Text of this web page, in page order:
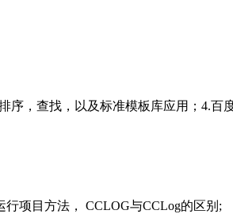
，查找，以及标准模板库应用；4.百
行项目方法， CCLOG与CCLog的区别;